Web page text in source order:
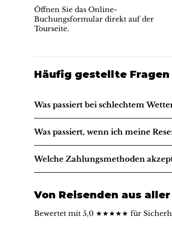
Öffnen Sie das Online-
Buchungsformular direkt auf der
Tourseite.
Häufig gestellte Fragen
Was passiert bei schlechtem
Was passiert, wenn ich meine
Welche Zahlungsmethoden
Von Reisenden aus
Bewertet mit 5,0 ★★★★★ für